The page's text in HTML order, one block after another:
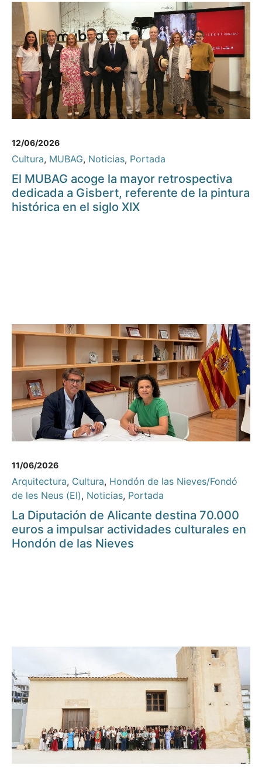
12/06/2026
Cultura, MUBAG, Noticias, Portada
El MUBAG acoge la mayor retrospectiva
dedicada a Gisbert, referente de la pintura
histórica en el siglo XIX
11/06/2026
Arquitectura, Cultura, Hondón de las Nieves/Fondó
de les Neus (El), Noticias, Portada
La Diputación de Alicante destina 70.000
euros a impulsar actividades culturales en
Hondón de las Nieves